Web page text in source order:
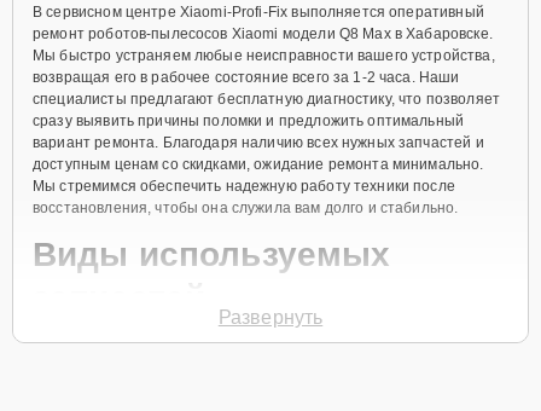
В сервисном центре Xiaomi-Profi-Fix выполняется оперативный
ремонт роботов-пылесосов Xiaomi модели Q8 Max в Хабаровске.
Мы быстро устраняем любые неисправности вашего устройства,
возвращая его в рабочее состояние всего за 1-2 часа. Наши
специалисты предлагают бесплатную диагностику, что позволяет
сразу выявить причины поломки и предложить оптимальный
вариант ремонта. Благодаря наличию всех нужных запчастей и
доступным ценам со скидками, ожидание ремонта минимально.
Мы стремимся обеспечить надежную работу техники после
восстановления, чтобы она служила вам долго и стабильно.
Виды используемых
Развернуть